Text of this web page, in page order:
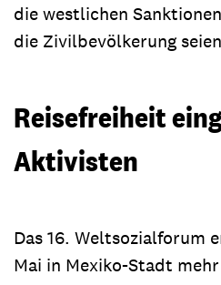
die westlichen
die Zivilbevölkerung
Reisefreiheit
Aktivisten
Das 16. Weltsozialforum
Mai in Mexiko-Stadt